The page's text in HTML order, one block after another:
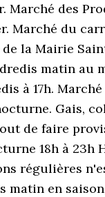
Marché des
Marché du
la Mairie
matin au
à 17h.
Gais,
de faire
18h à 23h
régulières
en